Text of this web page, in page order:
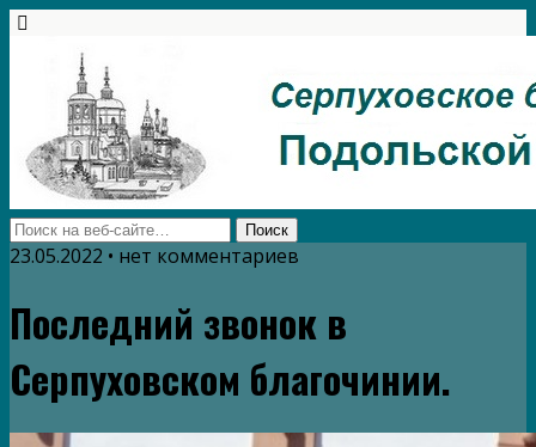
23.05.2022 • нет комментариев
Последний звонок в
Серпуховском благочинии.